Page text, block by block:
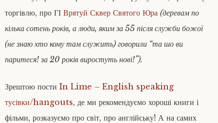
торгівлю, про ГІ Врятуй Сквер Святого Юра (деревам по
кілька сотень років, а люди, яким за 55 після служби божої
(не знаю хто кому там служить) говорили “та шо ви
паритеся! за 20 років виростуть нові!”).
Зрештою пости In Lime – English speaking
тусівки/hangouts, де ми рекомендуємо хороші книги і
фільми, розказуємо про світ, про англійську! А на самих